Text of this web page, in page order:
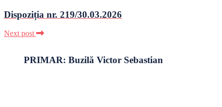
Dispoziția nr. 219/30.03.2026
Next post
PRIMAR: Buzilă Victor Sebastian